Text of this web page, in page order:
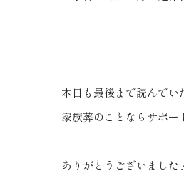
本日も最後まで読んで
家族葬のことならサポー
ありがとうございました